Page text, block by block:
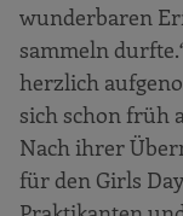
wunderbaren
sammeln
herzlich
sich schon früh
Nach ihrer
für den Girls